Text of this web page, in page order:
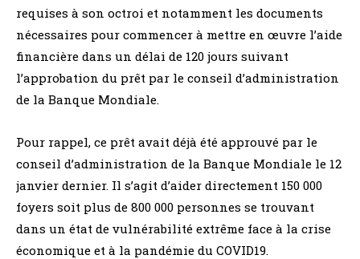
requises à son octroi et notamment les documents
nécessaires pour commencer à mettre en œuvre l’aide
financière dans un délai de 120 jours suivant
l’approbation du prêt par le conseil d’administration
de la Banque Mondiale.
Pour rappel, ce prêt avait déjà été approuvé par le
conseil d’administration de la Banque Mondiale le 12
janvier dernier. Il s’agit d’aider directement 150 000
foyers soit plus de 800 000 personnes se trouvant
dans un état de vulnérabilité extrême face à la crise
économique et à la pandémie du COVID19.